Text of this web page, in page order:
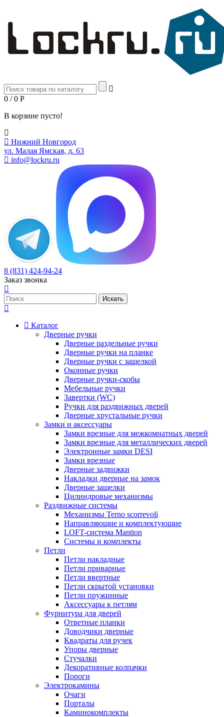
0 / 0 Р
В корзине пусто!
Нижний Новгород
ул. Малая Ямская, д. 63
info@lockru.ru
8 (831) 424-94-24
Заказ звонка
Каталог
Дверные ручки
Дверные раздельные ручки
Дверные ручки на планке
Дверные ручки с защелкой
Оконные ручки
Дверные ручки-скобы
Мебельные ручки
Завертки (WC)
Ручки для раздвижных дверей
Дверные хрустальные ручки
Замки и аксессуары
Замки врезные для межкомнатных дверей
Замки врезные для металлических дверей
Электронные замки DESI
Замки врезные
Дверные задвижки
Накладки дверные на замок
Дверные защелки
Цилиндровые механизмы
Раздвижные системы
Механизмы Terno scorrevoli
Направляющие и комплектующие
LOFT-cистема Mantion
Системы и комплекты
Петли
Петли накладные
Петли приварные
Петли ввертные
Петли скрытой установки
Петли пружинные
Аксессуары к петлям
Фурнитура для дверей
Ответные планки
Доводчики дверные
Квадраты для ручек
Упоры дверные
Стучалки
Декоративные колпачки
Пороги
Электрокамины
Очаги
Порталы
Каминокомплекты